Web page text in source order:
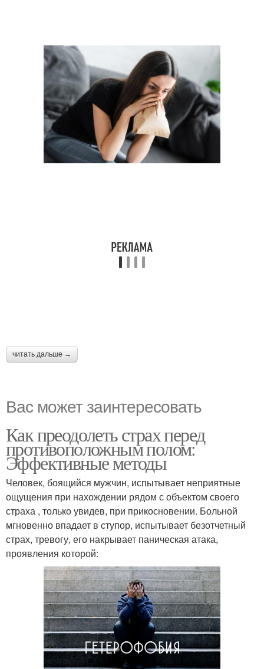
читать дальше →
Вас может заинтересовать
Как преодолеть страх перед
противоположным полом:
Эффективные методы
Человек, боящийся мужчин, испытывает неприятные
ощущения при нахождении рядом с объектом своего
страха , только увидев, при прикосновении. Больной
мгновенно впадает в ступор, испытывает безотчетный
страх, тревогу, его накрывает паническая атака,
проявления которой: